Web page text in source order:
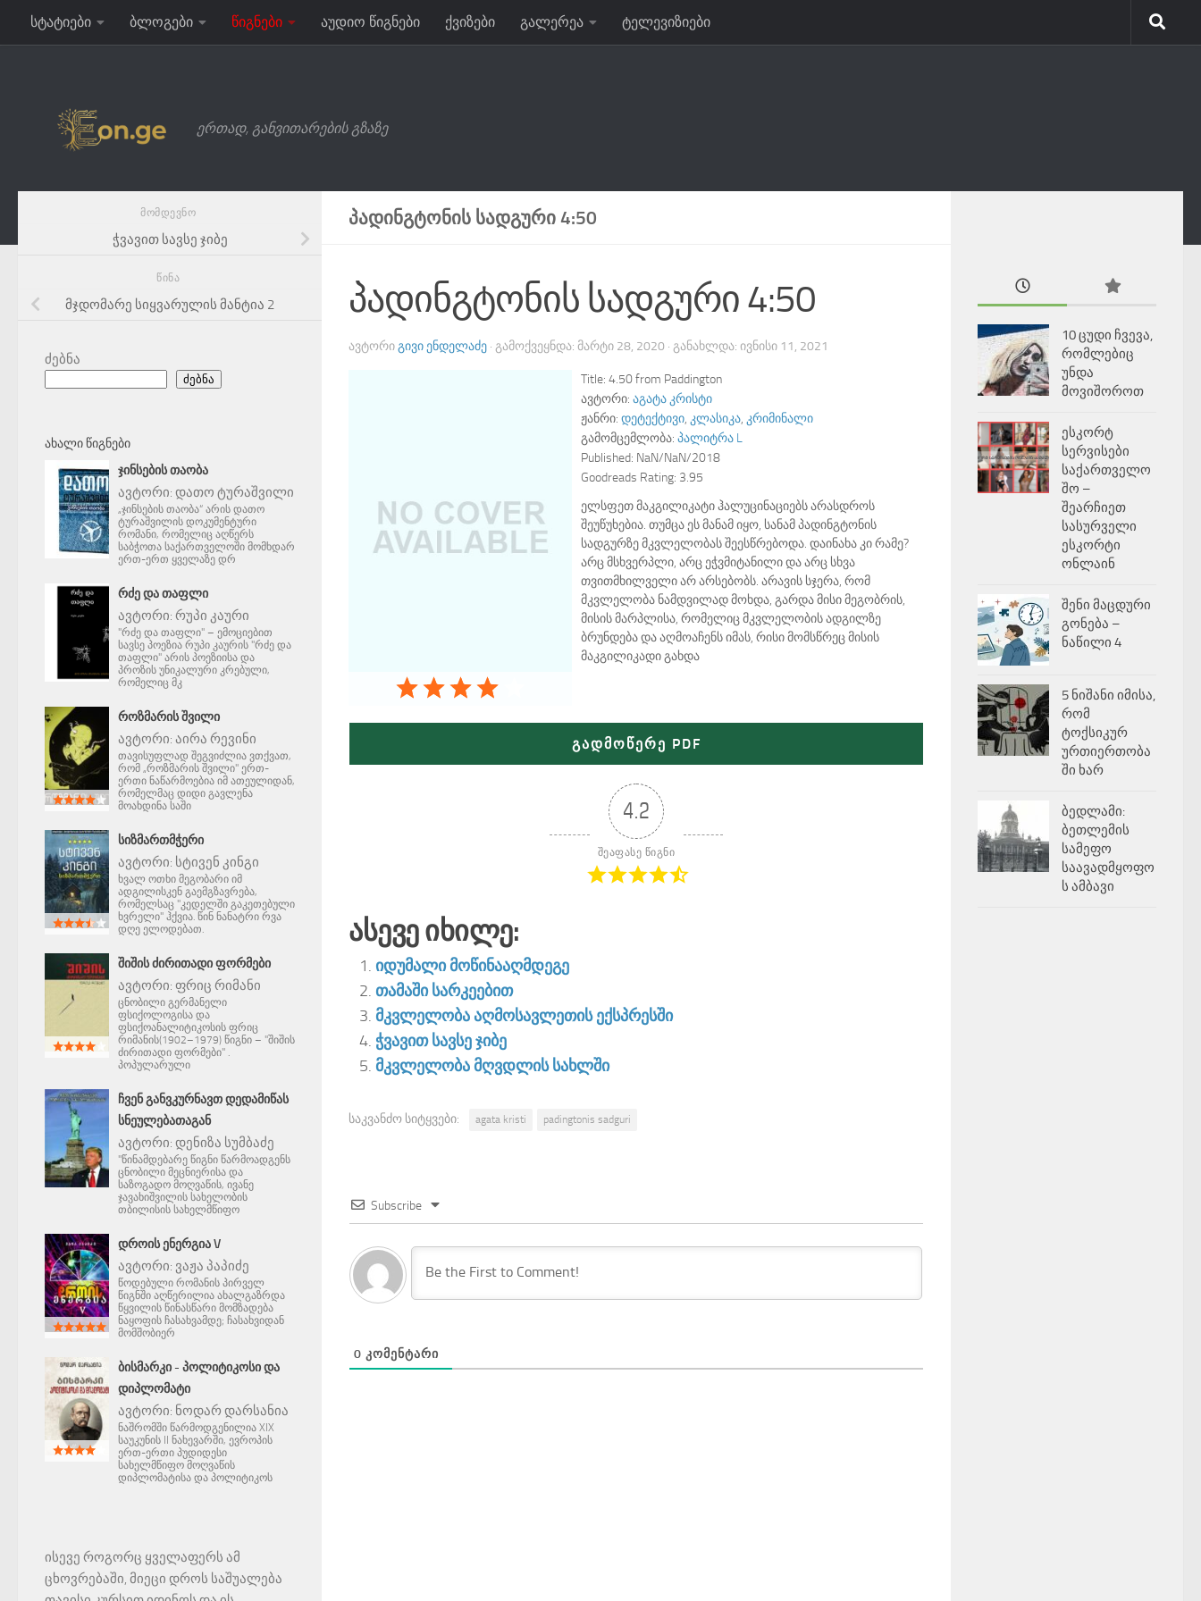
Skip to content
სტატიები ბლოგები წიგნები აუდიო წიგნები ქვიზები გალერეა ტელევიზიები
ერთად, განვითარების გზაზე
ᲞᲐᲓᲘᲜᲒᲢᲝᲜᲘᲡ ᲡᲐᲓᲒᲣᲠᲘ 4:50
პადინგტონის სადგური 4:50
ᲐᲕᲢᲝᲠᲘᲒᲘᲕᲘ ᲔᲜᲓᲔᲚᲐᲫᲔ · ᲒᲐᲛᲝᲥᲕᲔᲧᲜᲓᲐ: ᲛᲐᲠᲢᲘ 28, 2020 · ᲒᲐᲜᲐᲮᲚᲓᲐ: ᲘᲕᲜᲘᲡᲘ 11, 2021
Title: 4.50 from Paddington
ავტორი: აგატა კრისტი
ჟანრი: დეტექტივი, კლასიკა, კრიმინალი
გამომცემლობა: პალიტრა L
Published: NaN/NaN/2018
Goodreads Rating: 3.95
ელსფეთ მაკგილიკატი ჰალუცინაციებს არასდროს
შეუწუხებია. თუმცა ეს მანამ იყო, სანამ პადინგტონის
სადგურზე მკვლელობას შეესწრებოდა. დაინახა კი რამე?
არც მსხვერპლი, არც ეჭვმიტანილი და არც სხვა
თვითმხილველი არ არსებობს. არავის სჯერა, რომ
მკვლელობა ნამდვილად მოხდა, გარდა მისი მეგობრის,
მისის მარპლისა, რომელიც მკვლელობის ადგილზე
ბრუნდება და აღმოაჩენს იმას, რისი მომსწრეც მისის
მაკგილიკადი გახდა
გადმოწერე PDF
4.2
შეაფასე წიგნი
Ასევე Იხილე:
იდუმალი მოწინააღმდეგე
თამაში სარკეებით
მკვლელობა აღმოსავლეთის ექსპრესში
ჭვავით სავსე ჯიბე
მკვლელობა მღვდლის სახლში
საკვანძო სიტყვები: agata kristi padingtonis sadguri
Subscribe
0 ᲙᲝᲛᲔᲜᲢᲐᲠᲘ
ᲛᲝᲛᲓᲔᲕᲜᲝ
ჭვავით სავსე ჯიბე
ᲬᲘᲜᲐ
მჯდომარე სიყვარულის მანტია 2
ძებნა
ძებნა
ᲐᲮᲐᲚᲘ ᲬᲘᲒᲜᲔᲑᲘ
ᲯᲘᲜᲡᲔᲑᲘᲡ ᲗᲐᲝᲑᲐ
ავტორი: დათო ტურაშვილი
„ჯინსების თაობა“ არის დათო
ტურაშვილის დოკუმენტური
რომანი, რომელიც აღწერს
საბჭოთა საქართველოში მომხდარ
ერთ-ერთ ყველაზე დრ
ᲠᲫᲔ ᲓᲐ ᲗᲐᲤᲚᲘ
ავტორი: რუპი კაური
"რძე და თაფლი" – ემოციებით
სავსე პოეზია რუპი კაურის "რძე და
თაფლი" არის პოეზიისა და
პროზის უნიკალური კრებული,
რომელიც მკ
ᲠᲝᲖᲛᲐᲠᲘᲡ ᲨᲕᲘᲚᲘ
ავტორი: აირა რევინი
თავისუფლად შეგვიძლია ვთქვათ,
რომ „როზმარის შვილი" ერთ-
ერთი ნაწარმოებია იმ ათეულიდან,
რომელმაც დიდი გავლენა
მოახდინა საში
ᲡᲘᲖᲛᲐᲠᲗᲛᲭᲔᲠᲘ
ავტორი: სტივენ კინგი
ხვალ ოთხი მეგობარი იმ
ადგილისკენ გაემგზავრება,
რომელსაც "კედელში გაკეთებული
ხვრელი" ჰქვია. წინ ნანატრი რვა
დღე ელოდებათ.
ᲨᲘᲨᲘᲡ ᲫᲘᲠᲘᲗᲐᲓᲘ ᲤᲝᲠᲛᲔᲑᲘ
ავტორი: ფრიც რიმანი
ცნობილი გერმანელი
ფსიქოლოგისა და
ფსიქოანალიტიკოსის ფრიც
რიმანის(1902–1979) წიგნი – "შიშის
ძირითადი ფორმები" .
პოპულარული
ᲩᲕᲔᲜ ᲒᲐᲜᲕᲙᲣᲠᲜᲐᲕᲗ ᲓᲔᲓᲐᲛᲘᲬᲐᲡ
ᲡᲜᲔᲣᲚᲔᲑᲐᲗᲐᲒᲐᲜ
ავტორი: დენიზა სუმბაძე
"წინამდებარე წიგნი წარმოადგენს
ცნობილი მეცნიერისა და
საზოგადო მოღვაწის, ივანე
ჯავახიშვილის სახელობის
თბილისის სახელმწიფო
ᲓᲠᲝᲘᲡ ᲔᲜᲔᲠᲒᲘᲐ V
ავტორი: ვაჟა პაპიძე
წოდებული რომანის პირველ
წიგნში აღწერილია ახალგაზრდა
წყვილის წინასწარი მომზადება
ნაყოფის ჩასახვამდე; ჩასახვიდან
მომშობიერ
ᲑᲘᲡᲛᲐᲠᲙᲘ - ᲞᲝᲚᲘᲢᲘᲙᲝᲡᲘ ᲓᲐ
ᲓᲘᲞᲚᲝᲛᲐᲢᲘ
ავტორი: ნოდარ დარსანია
ნაშრომში წარმოდგენილია XIX
საუკუნის II ნახევარში, ევროპის
ერთ-ერთი პუდიდესი
სახელმწიფო მოღვაწის
დიპლომატისა და პოლიტიკოს
ისევე როგორც ყველაფერს ამ
ცხოვრებაში, მიეცი დროს საშუალება
10 ცუდი ჩვევა,
რომლებიც
უნდა
მოვიშოროთ
ესკორტ
სერვისები
საქართველო
შო –
შეარჩიეთ
სასურველი
ესკორტი
ონლაინ
შენი მაცდური
გონება –
ნაწილი 4
5 ნიშანი იმისა,
რომ
ტოქსიკურ
ურთიერთობა
ში ხარ
ბედლამი:
ბეთლემის
სამეფო
საავადმყოფო
ს ამბავი